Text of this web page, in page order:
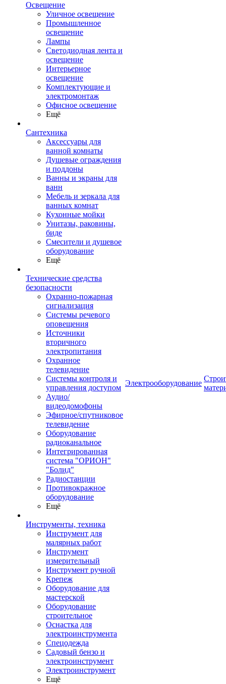
Освещение
Уличное освещение
Промышленное
освещение
Лампы
Светодиодная лента и
освещение
Интерьерное
освещение
Комплектующие и
электромонтаж
Офисное освещение
Ещё
Сантехника
Аксессуары для
ванной комнаты
Душевые ограждения
и поддоны
Ванны и экраны для
ванн
Мебель и зеркала для
ванных комнат
Кухонные мойки
Унитазы, раковины,
биде
Смесители и душевое
оборудование
Ещё
Технические средства
безопасности
Охранно-пожарная
сигнализация
Системы речевого
оповещения
Источники
вторичного
электропитания
Охранное
телевидение
Системы контроля и
управления доступом
Аудио/
видеодомофоны
Эфирное/спутниковое
телевидение
Оборудование
радиоканальное
Интегрированная
система "ОРИОН"
"Болид"
Радиостанции
Противокражное
оборудование
Ещё
Инструменты, техника
Инструмент для
малярных работ
Инструмент
измерительный
Инструмент ручной
Крепеж
Оборудование для
мастерской
Оборудование
строительное
Оснастка для
электроинструмента
Спецодежда
Садовый бензо и
электроинструмент
Электроинструмент
Ещё
Электрооборудование